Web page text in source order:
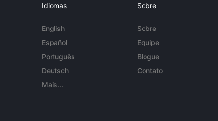
Idiomas
English
Español
Português
Deutsch
Mais...
Sobre
Sobre
Equipe
Blogue
Contato